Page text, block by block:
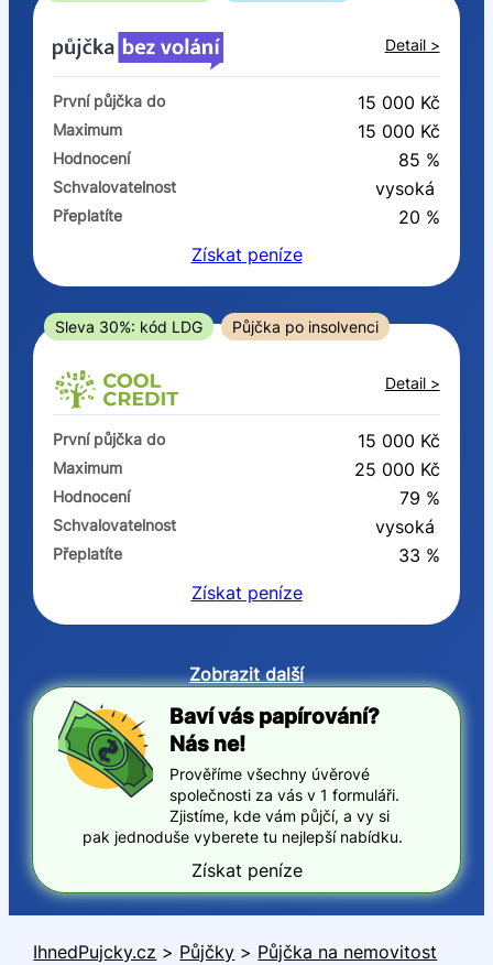
V exekuci
ano
ne
Po insolvenci
V hotovosti
ano
Detail >
První půjčka do 15 000 Kč
Maximum 15 000 Kč
Hodnocení 85 %
Schvalovatelnost vysoká
Přeplatíte
20 %
Získat peníze
Sleva 30%: kód LDG Půjčka po insolvenci
Detail >
První půjčka do 15 000 Kč
Maximum 25 000 Kč
Hodnocení 79 %
Schvalovatelnost vysoká
Přeplatíte
33 %
Získat peníze
Zobrazit další
Baví vás papírování?
Nás ne!
Prověříme všechny úvěrové
společnosti za vás v 1 formuláři.
Zjistíme, kde vám půjčí, a vy si
pak jednoduše vyberete tu nejlepší nabídku.
Získat peníze
IhnedPujcky.cz > Půjčky > Půjčka na nemovitost